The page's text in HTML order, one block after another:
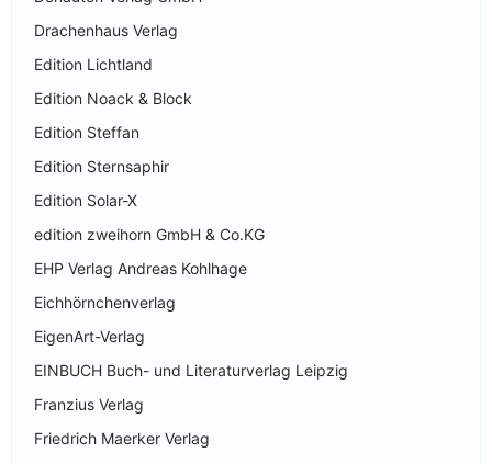
Drachenhaus Verlag
Edition Lichtland
Edition Noack & Block
Edition Steffan
Edition Sternsaphir
Edition Solar-X
edition zweihorn GmbH & Co.KG
EHP Verlag Andreas Kohlhage
Eichhörnchenverlag
EigenArt-Verlag
EINBUCH Buch- und Literaturverlag Leipzig
Franzius Verlag
Friedrich Maerker Verlag